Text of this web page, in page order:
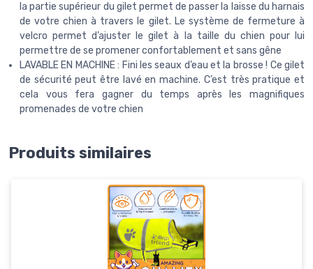
la partie supérieur du gilet permet de passer la laisse du harnais
de votre chien à travers le gilet. Le système de fermeture à
velcro permet d’ajuster le gilet à la taille du chien pour lui
permettre de se promener confortablement et sans gêne
LAVABLE EN MACHINE : Fini les seaux d’eau et la brosse ! Ce gilet
de sécurité peut être lavé en machine. C’est très pratique et
cela vous fera gagner du temps après les magnifiques
promenades de votre chien
Produits similaires